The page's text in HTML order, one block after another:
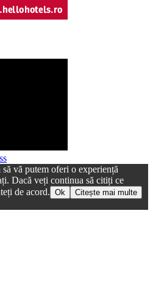
vă putem oferi o experiență
Dacă veți continua să citiți ce
de acord. Ok Citește mai multe